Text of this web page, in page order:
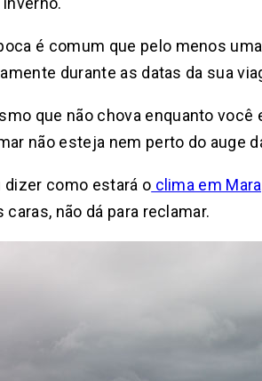
é comum que pelo menos
durante as datas da sua
que não chova enquanto
não esteja nem perto do auge
dizer como estará o clima em
caras, não dá para reclamar.